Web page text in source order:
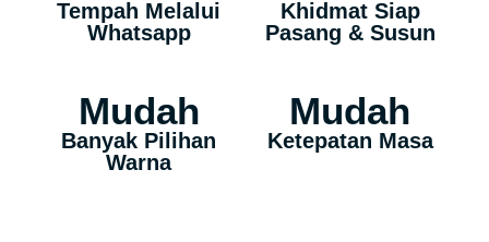
Tempah Melalui
Whatsapp
Khidmat Siap
Pasang & Susun
Mudah
Banyak Pilihan
Warna
Mudah
Ketepatan Masa